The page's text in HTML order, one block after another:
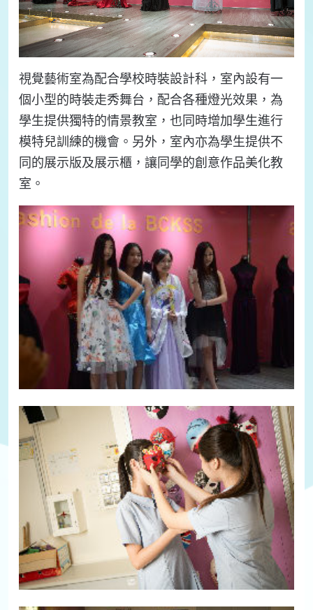
視覺藝術室為配合學校時裝設計科，室內設有一
個小型的時裝走秀舞台，配合各種燈光效果，為
學生提供獨特的情景教室，也同時增加學生進行
模特兒訓練的機會。另外，室內亦為學生提供不
同的展示版及展示櫃，讓同學的創意作品美化教
室。